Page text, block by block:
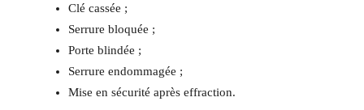
Clé cassée ;
Serrure bloquée ;
Porte blindée ;
Serrure endommagée ;
Mise en sécurité après effraction.